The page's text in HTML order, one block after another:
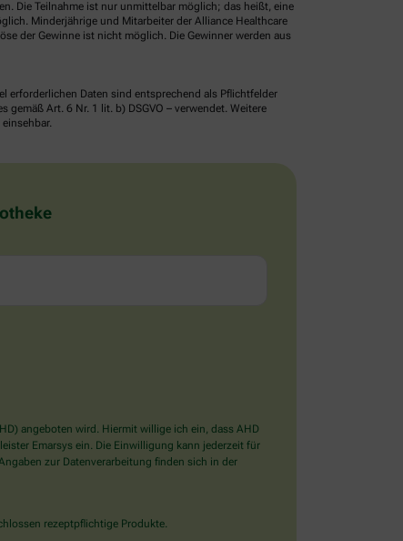
Die Teilnahme ist nur unmittelbar möglich; das heißt, eine
Minderjährige und Mitarbeiter der Alliance Healthcare
der Gewinne ist nicht möglich. Die Gewinner werden aus
erforderlichen Daten sind entsprechend als Pflichtfelder
Art. 6 Nr. 1 lit. b) DSGVO – verwendet. Weitere
angeboten wird. Hiermit willige ich ein, dass AHD
Emarsys ein. Die Einwilligung kann jederzeit für
zur Datenverarbeitung finden sich in der
rezeptpflichtige Produkte.